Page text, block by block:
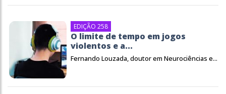
EDIÇÃO 258
O limite de tempo em jogos
violentos e a...
Fernando Louzada, doutor em Neurociências e...